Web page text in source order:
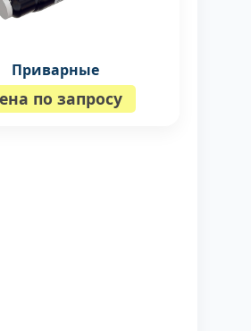
Приварные
по запросу